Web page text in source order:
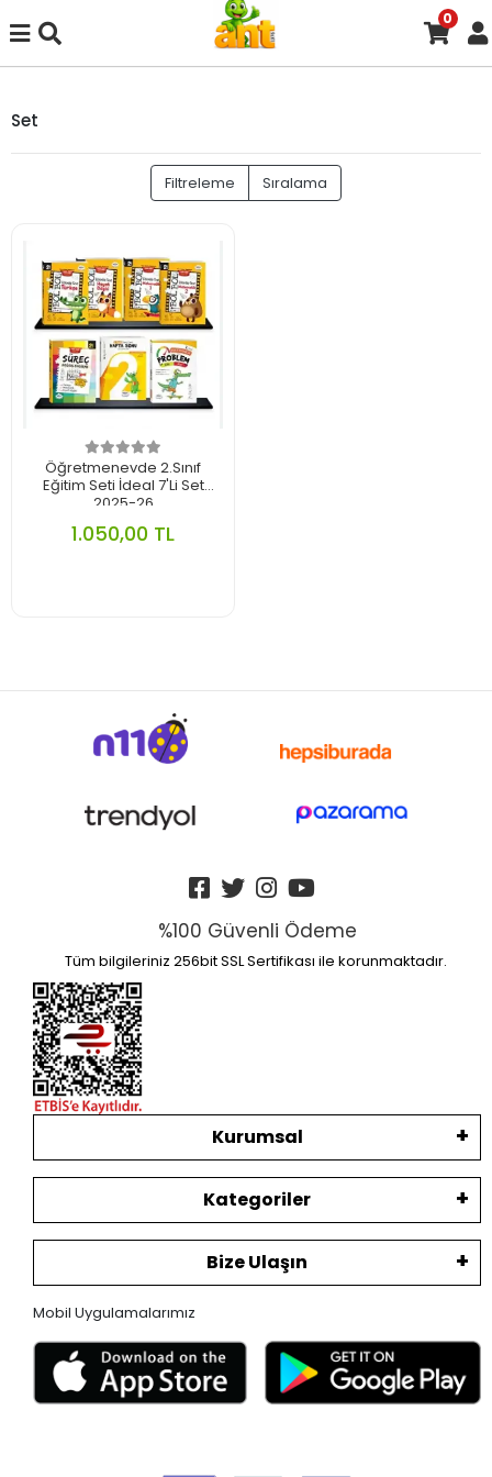
0
Set
Filtreleme Sıralama
Öğretmenevde 2.Sınıf
Eğitim Seti İdeal 7'Li Set
2025-26
1.050,00 TL
%100 Güvenli Ödeme
Tüm bilgileriniz 256bit SSL Sertifikası ile korunmaktadır.
Kurumsal
Kategoriler
Bize Ulaşın
Mobil Uygulamalarımız